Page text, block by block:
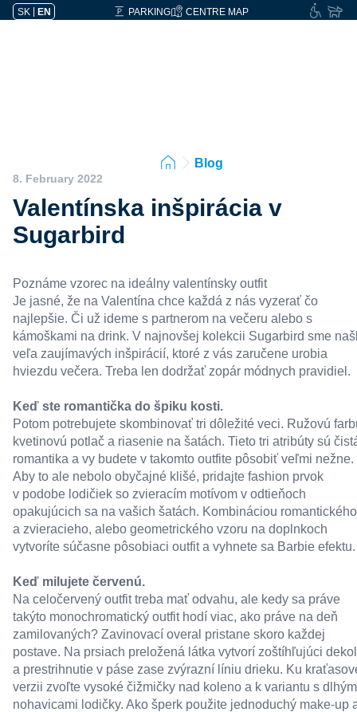
SK EN PARKING CENTRE MAP
Blog
8. February 2022
Valentínska inšpirácia v
Sugarbird
Poznáme vzorec na ideálny valentínsky outfit
Je jasné, že na Valentína chce každá z nás vyzerať čo
najlepšie. Či už ideme s partnerom na večeru alebo s
kámoškami na drink. V najnovšej kolekcii Sugarbird sme
veľa zaujímavých inšpirácií, ktoré z vás zaručene urobia
hviezdu večera. Treba len dodržať zopár módnych pravidiel.
Keď ste romantička do špiku kosti.
Potom potrebujete skombinovať tri dôležité veci. Ružovú
kvetinovú potlač a riasenie na šatách. Tieto tri atribúty sú
romantika a vy budete v takomto outfite pôsobiť veľmi nežne.
Aby to ale nebolo obyčajné klišé, pridajte fashion prvok
v podobe lodičiek so zvieracím motívom v odtieňoch
opakujúcich sa na vašich šatách. Kombináciou romantického
a zvieracieho, alebo geometrického vzoru na doplnkoch
vytvoríte súčasne pôsobiaci outfit a vyhnete sa Barbie efektu.
Keď milujete červenú.
Na celočervený outfit treba mať odvahu, ale kedy sa práve
takýto monochromatický outfit hodí viac, ako práve na deň
zamilovaných? Zavinovací overal pristane skoro každej
postave. Na prsiach preložená látka vytvorí zoštíhľujúci
a prestrihnutie v páse zase zvýrazní líniu drieku. Ku
verzii zvoľte vysoké čižmičky nad koleno a k variantu s
nohavicami lodičky. Ako šperk použite jednoduchý make-up